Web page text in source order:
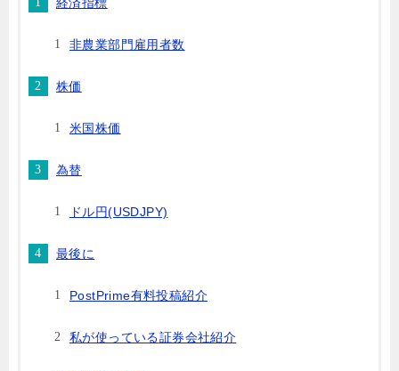
非農業部門雇用者数
株価
米国株価
為替
ドル円(USDJPY)
最後に
PostPrime有料投稿紹介
私が使っている証券会社紹介